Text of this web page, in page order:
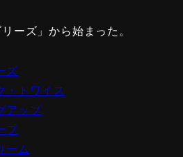
ーズ」から始まった。
ズ
・トワイス
アップ
プ
ーム